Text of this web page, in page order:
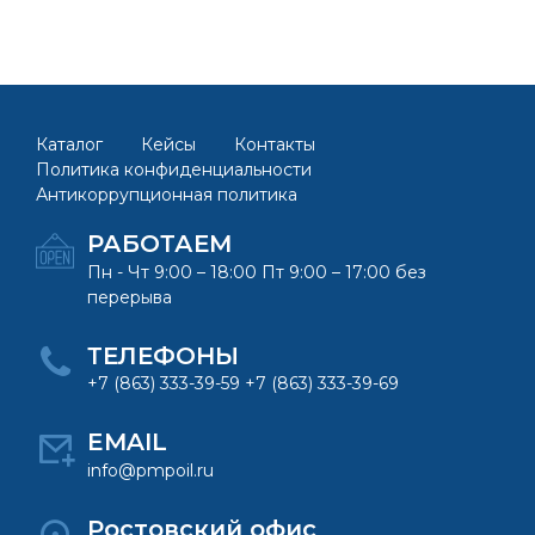
Каталог Кейсы
Контакты
Политика конфиденциальности
Антикоррупционная политика
РАБОТАЕМ
Пн - Чт 9:00 – 18:00 Пт 9:00 – 17:00 без
перерыва
ТЕЛЕФОНЫ
+7 (863) 333-39-59 +7 (863) 333-39-69
EMAIL
info@pmpoil.ru
Ростовский офис